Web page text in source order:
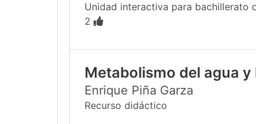
Unidad interactiva para bachillerato
2
Metabolismo del agua
Enrique Piña Garza
Recurso didáctico